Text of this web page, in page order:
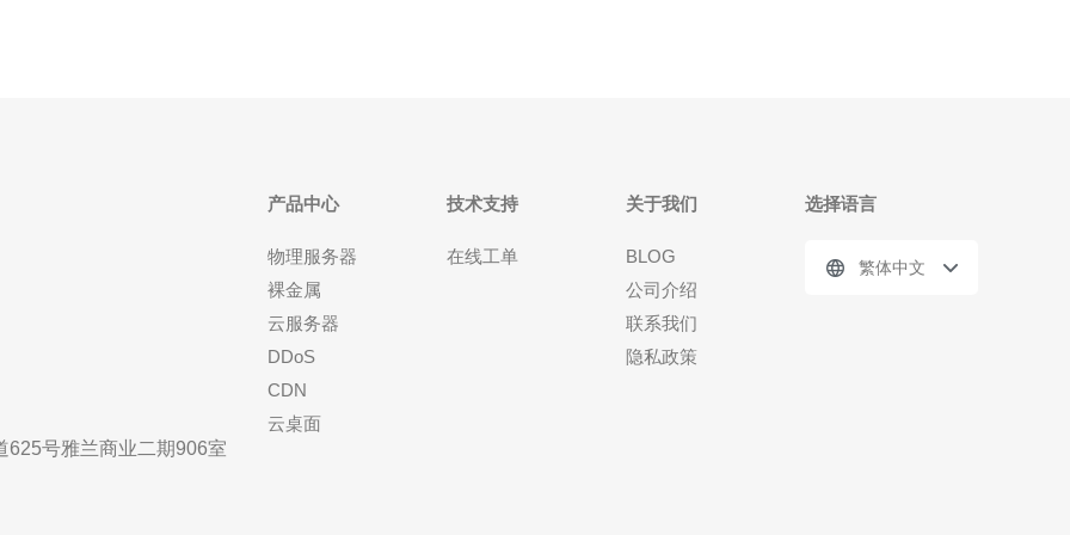
625号雅兰商业二期906室
产品中心
物理服务器
裸金属
云服务器
DDoS
CDN
云桌面
技术支持
在线工单
关于我们
BLOG
公司介绍
联系我们
隐私政策
选择语言
繁体中文